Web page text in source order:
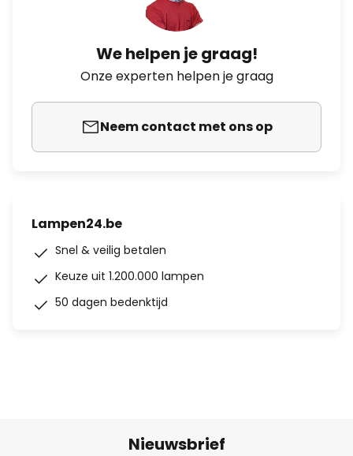
We helpen je graag!
Onze experten helpen je graag
Neem contact met ons op
Lampen24.be
Snel & veilig betalen
Keuze uit 1.200.000 lampen
50 dagen bedenktijd
Nieuwsbrief